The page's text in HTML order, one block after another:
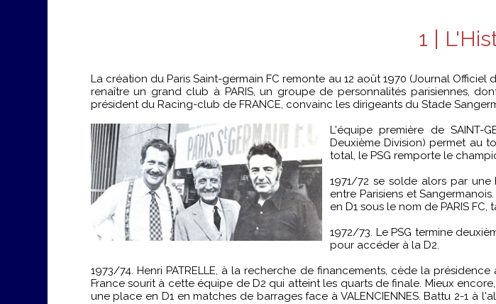
1 |
La création du Paris Saint-germain FC remonte au 12 août 1970 (Journal
renaître un grand club à PARIS, un groupe de personnalités parisiennes, dont
président du Racing-club de FRANCE, convainc les dirigeants du Stade
L'équipe première de SAINT-
Deuxième Division) permet au
total, le PSG remporte le
1971/72 se solde alors par une
entre Parisiens et
en D1 sous le nom de PARIS
1972/73. Le PSG termine
pour accéder à la D2.
1973/74. Henri PATRELLE, à la recherche de financements, cède la
France sourit à cette équipe de D2 qui atteint les quarts de finale. Mieux
une place en D1 en matches de barrages face à VALENCIENNES. Battu 2-1 à